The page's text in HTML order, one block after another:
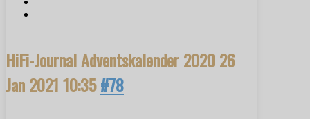
HiFi-Journal Adventskalender 202026
Jan 2021 10:35#78